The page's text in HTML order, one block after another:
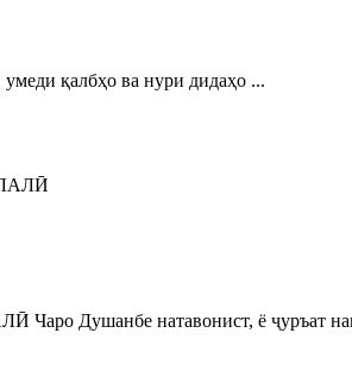
қалбҳо ва нури дидаҳо ...
натавонист, ё ҷуръат